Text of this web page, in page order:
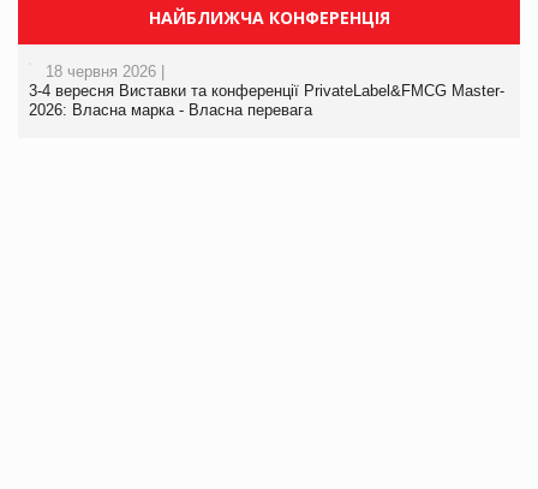
НАЙБЛИЖЧА КОНФЕРЕНЦІЯ
18 червня 2026 |
3-4 вересня Виставки та конференції PrivateLabel&FMCG Master-
2026: Власна марка - Власна перевага